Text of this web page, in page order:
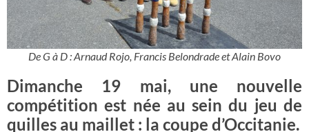
De G à D : Arnaud Rojo, Francis Belondrade et Alain Bovo
Dimanche 19 mai, une nouvelle
compétition est née au sein du jeu de
quilles au maillet : la coupe d’Occitanie.